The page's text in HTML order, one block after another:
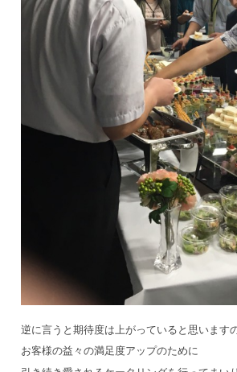
逆に言うと期待度は上がっていると思います
お客様の益々の満足度アップのために